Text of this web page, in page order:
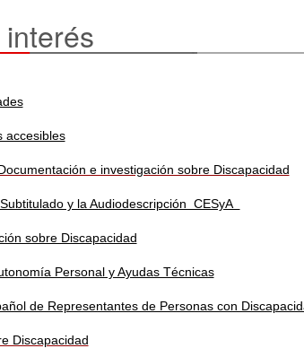
accesibles
e investigación sobre Discapacidad
y la Audiodescripción CESyA
sobre Discapacidad
Personal y Ayudas Técnicas
de Representantes de Personas con
Discapacidad